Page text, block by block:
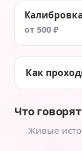
от 500 ₽
Как
Что
Живые